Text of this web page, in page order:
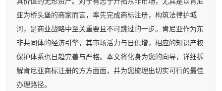
亚为桥头堡的商家而言，率先完成商标注册，构筑法律护城
河，是商业战略中至关重要且不可跳过的一步。肯尼亚作为东
非共同体的经济引擎，其市场活力与日俱增，相应的知识产权
保护体系也日趋完善与严格。本文将化身为您的向导，详细拆
解肯尼亚商标注册的方方面面，并为您梳理出切实可行的最佳
办理路径。